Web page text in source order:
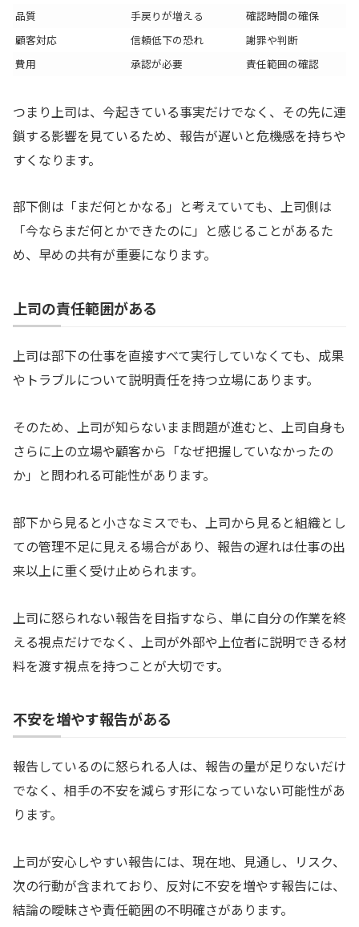
品質
手戻りが増える
確認時間の確保
顧客対応
信頼低下の恐れ
謝罪や判断
費用
承認が必要 責任範囲の確認
つまり上司は、今起きている事実だけでなく、その先に連
鎖する影響を見ているため、報告が遅いと危機感を持ちや
すくなります。
部下側は「まだ何とかなる」と考えていても、上司側は
「今ならまだ何とかできたのに」と感じることがあるた
め、早めの共有が重要になります。
上司の責任範囲がある
上司は部下の仕事を直接すべて実行していなくても、成果
やトラブルについて説明責任を持つ立場にあります。
そのため、上司が知らないまま問題が進むと、上司自身も
さらに上の立場や顧客から「なぜ把握していなかったの
か」と問われる可能性があります。
部下から見ると小さなミスでも、上司から見ると組織とし
ての管理不足に見える場合があり、報告の遅れは仕事の出
来以上に重く受け止められます。
上司に怒られない報告を目指すなら、単に自分の作業を終
える視点だけでなく、上司が外部や上位者に説明できる材
料を渡す視点を持つことが大切です。
不安を増やす報告がある
報告しているのに怒られる人は、報告の量が足りないだけ
でなく、相手の不安を減らす形になっていない可能性があ
ります。
上司が安心しやすい報告には、現在地、見通し、リスク、
次の行動が含まれており、反対に不安を増やす報告には、
結論の曖昧さや責任範囲の不明確さがあります。